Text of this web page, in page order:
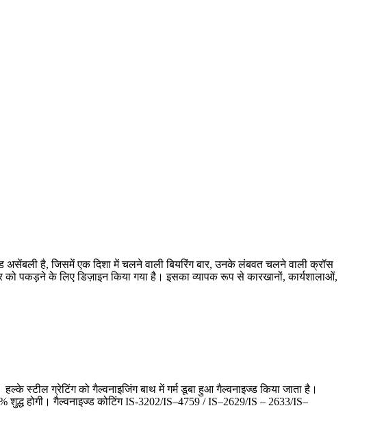
असेंबली है, जिसमें एक दिशा में चलने वाली बियरिंग बार, उनके लंबवत चलने वाली क्रॉस
को पकड़ने के लिए डिज़ाइन किया गया है। इसका व्यापक रूप से कारखानों, कार्यशालाओं,
स्टील ग्रेटिंग को गैल्वनाइजिंग बाथ में गर्म डूबा हुआ गैल्वनाइज्ड किया जाता है।
होगी। गैल्वनाइज्ड कोटिंग IS-3202/IS–4759 / IS–2629/IS – 2633/IS–